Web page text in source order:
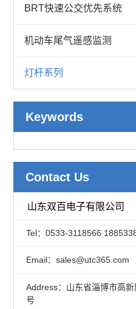
BRT快速公交优先系统
机动车尾气遥感监测
灯杆系列
Keywords
Contact Us
山东双百电子有限公司
Tel：0533-3118566
Email：sales@utc365.com
Address：山东省淄博市高
号